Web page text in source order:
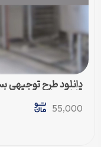
قابل ویرایش]
55,000